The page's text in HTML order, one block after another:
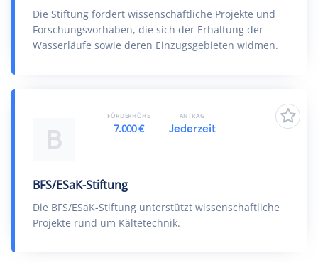
Die Stiftung fördert wissenschaftliche Projekte und
Forschungsvorhaben, die sich der Erhaltung der
Wasserläufe sowie deren Einzugsgebieten widmen.
B
BFS/ESaK-Stiftung
Die BFS/ESaK-Stiftung unterstützt wissenschaftliche
Projekte rund um Kältetechnik.
FÖRDERHÖHE
7.000 €
ANTRAG
Jederzeit